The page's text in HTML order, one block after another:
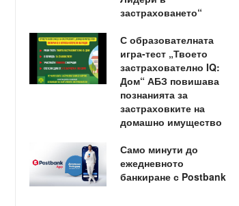
застраховането“
С образователната
игра-тест „Твоето
застрахователно IQ:
Дом“ АБЗ повишава
познанията за
застраховките на
домашно имущество
Само минути до
ежедневното
банкиране с Postbank